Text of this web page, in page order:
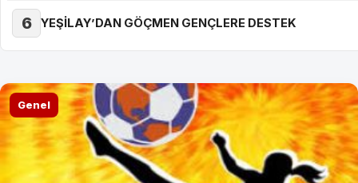
6 YEŞİLAY’DAN GÖÇMEN GENÇLERE DESTEK
Genel